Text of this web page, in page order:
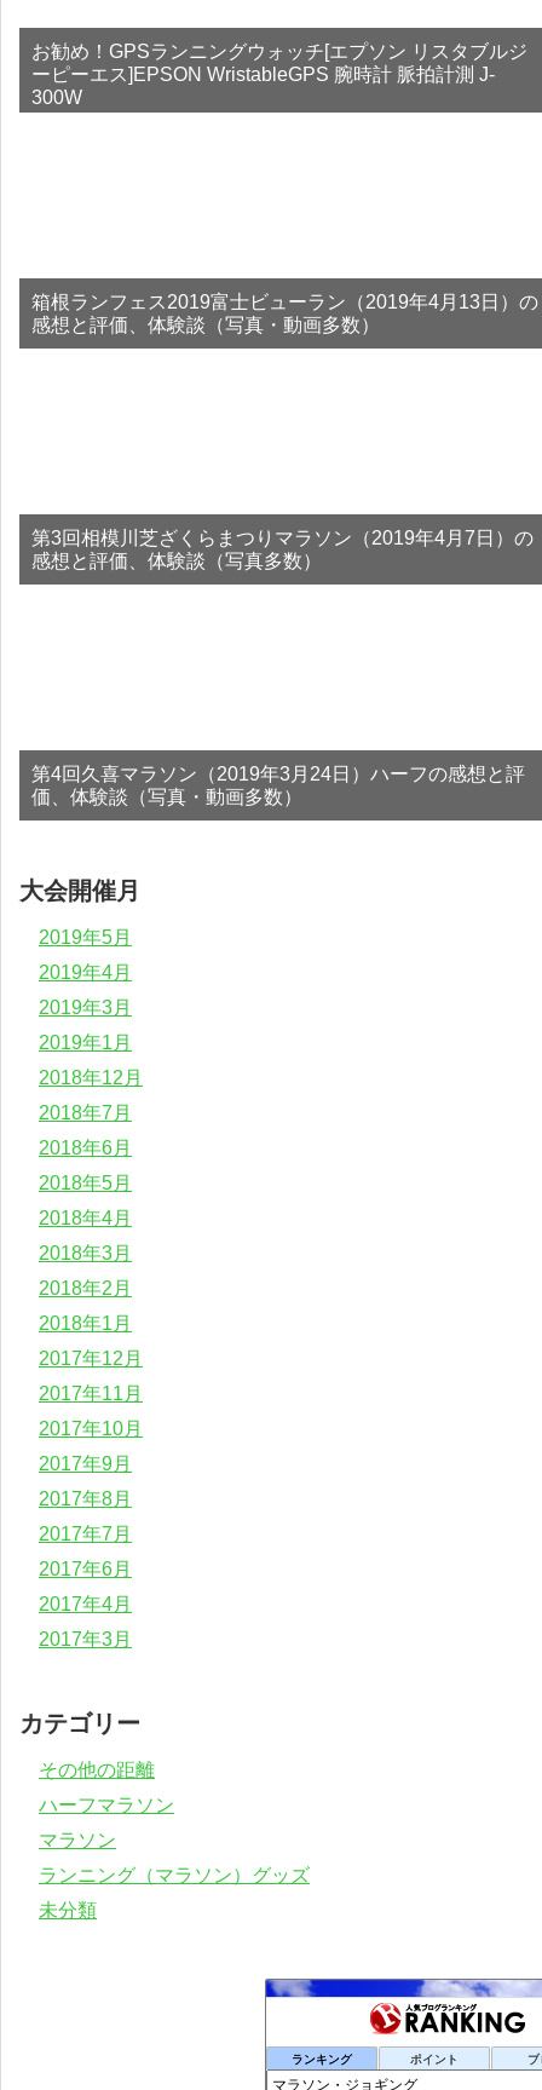
お勧め！GPSランニングウォッチ[エプソン リスタブルジ
ーピーエス]EPSON WristableGPS 腕時計 脈拍計測 J-
300W
箱根ランフェス2019富士ビューラン（2019年4月13日）の
感想と評価、体験談（写真・動画多数）
第3回相模川芝ざくらまつりマラソン（2019年4月7日）の
感想と評価、体験談（写真多数）
第4回久喜マラソン（2019年3月24日）ハーフの感想と評
価、体験談（写真・動画多数）
大会開催月
2019年5月
2019年4月
2019年3月
2019年1月
2018年12月
2018年7月
2018年6月
2018年5月
2018年4月
2018年3月
2018年2月
2018年1月
2017年12月
2017年11月
2017年10月
2017年9月
2017年8月
2017年7月
2017年6月
2017年4月
2017年3月
カテゴリー
その他の距離
ハーフマラソン
マラソン
ランニング（マラソン）グッズ
未分類
ランキング ポイント